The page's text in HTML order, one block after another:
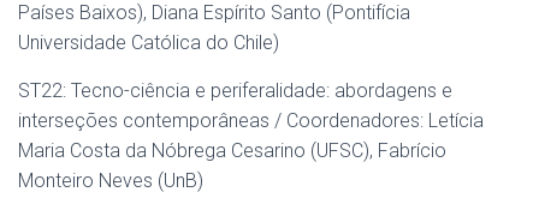
Países Baixos), Diana Espírito Santo (Pontifícia
Universidade Católica do Chile)
ST22: Tecno-ciência e periferalidade: abordagens e
interseções contemporâneas / Coordenadores: Letícia
Maria Costa da Nóbrega Cesarino (UFSC), Fabrício
Monteiro Neves (UnB)